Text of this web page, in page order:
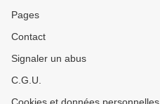
Pages
Contact
Signaler un abus
C.G.U.